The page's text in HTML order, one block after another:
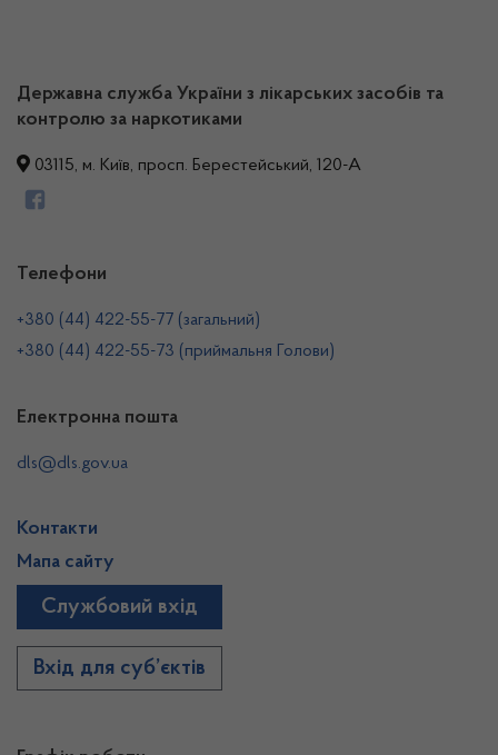
Державна служба України з лікарських засобів та
контролю за наркотиками
03115, м. Київ, просп. Берестейський, 120-А
Телефони
+380 (44) 422-55-77 (загальний)
+380 (44) 422-55-73 (приймальня Голови)
Електронна пошта
dls@dls.gov.ua
Контакти
Мапа сайту
Службовий вхід
Вхід для суб’єктів